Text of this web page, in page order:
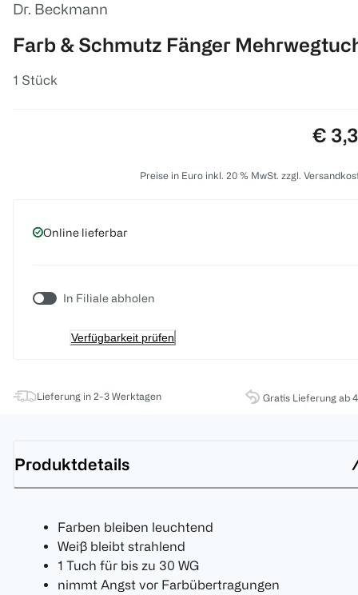
Dr. Beckmann
Farb & Schmutz Fänger
1 Stück
€
Preise in Euro inkl. 20 % MwSt. zzgl.
Online lieferbar
In Filiale abholen
Verfügbarkeit prüfen
Lieferung in 2-3 Werktagen Gratis Lieferung ab
Produktdetails
Farben bleiben leuchtend
Weiß bleibt strahlend
1 Tuch für bis zu 30 WG
nimmt Angst vor Farbübertragungen